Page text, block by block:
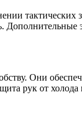
тактических
Дополнительные
Они
рук от